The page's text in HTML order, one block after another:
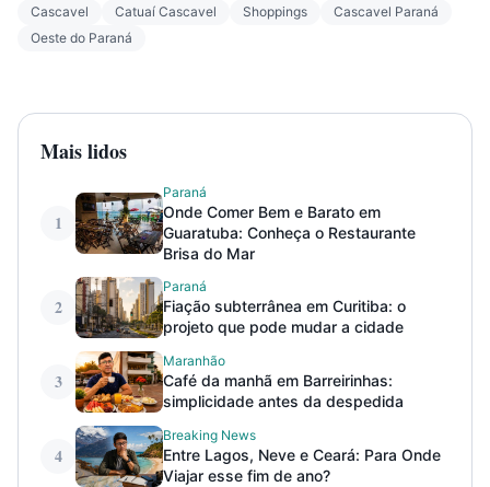
Cascavel
Catuaí Cascavel Shoppings
Cascavel Paraná
Oeste do Paraná
Mais lidos
1
Paraná
Onde Comer Bem e Barato em
Guaratuba: Conheça o Restaurante
Brisa do Mar
2
Paraná
Fiação subterrânea em Curitiba: o
projeto que pode mudar a cidade
3
Maranhão
Café da manhã em Barreirinhas:
simplicidade antes da despedida
4
Breaking News
Entre Lagos, Neve e Ceará: Para Onde
Viajar esse fim de ano?